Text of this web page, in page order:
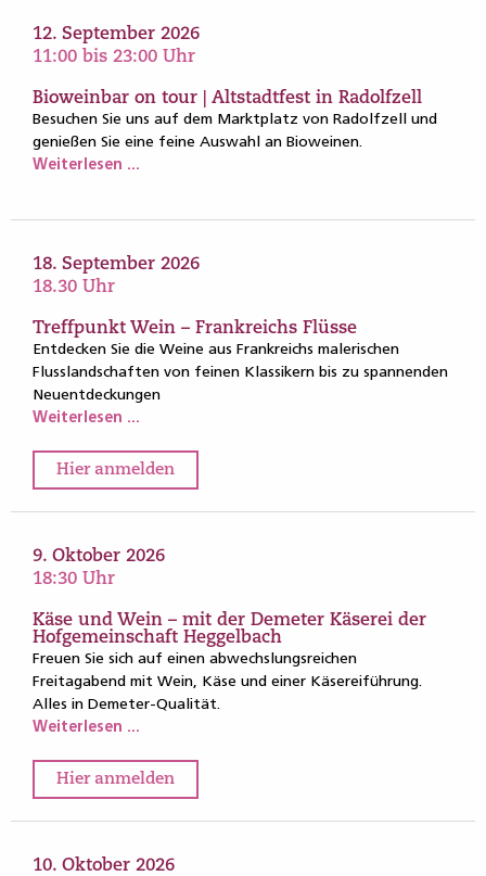
12. September 2026
11:00 bis 23:00 Uhr
Bioweinbar on tour | Altstadtfest in Radolfzell
Besuchen Sie uns auf dem Marktplatz von Radolfzell und
genießen Sie eine feine Auswahl an Bioweinen.
Weiterlesen ...
18. September 2026
18.30 Uhr
Treffpunkt Wein – Frankreichs Flüsse
Entdecken Sie die Weine aus Frankreichs malerischen
Flusslandschaften von feinen Klassikern bis zu spannenden
Neuentdeckungen
Weiterlesen ...
Hier anmelden
9. Oktober 2026
18:30 Uhr
Käse und Wein – mit der Demeter Käserei der
Hofgemeinschaft Heggelbach
Freuen Sie sich auf einen abwechslungsreichen
Freitagabend mit Wein, Käse und einer Käsereiführung.
Alles in Demeter-Qualität.
Weiterlesen ...
Hier anmelden
10. Oktober 2026